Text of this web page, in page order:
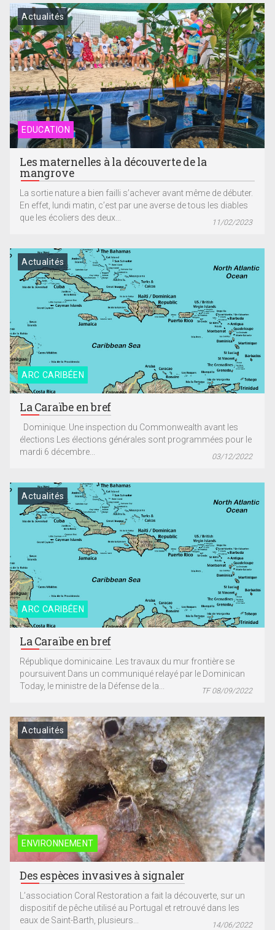
EDUCATION
Actualités
Les maternelles à la découverte de la
mangrove
La sortie nature a bien failli s’achever avant même de débuter.
En effet, lundi matin, c’est par une averse de tous les diables
que les écoliers des deux...
11/02/2023
ARC CARIBÉEN
Actualités
La Caraïbe en bref
Dominique. Une inspection du Commonwealth avant les
élections Les élections générales sont programmées pour le
mardi 6 décembre...
03/12/2022
ARC CARIBÉEN
Actualités
La Caraïbe en bref
République dominicaine. Les travaux du mur frontière se
poursuivent Dans un communiqué relayé par le Dominican
Today, le ministre de la Défense de la...
TF 08/09/2022
ENVIRONNEMENT
Actualités
Des espèces invasives à signaler
L’association Coral Restoration a fait la découverte, sur un
dispositif de pêche utilisé au Portugal et retrouvé dans les
eaux de Saint-Barth, plusieurs...
14/06/2022